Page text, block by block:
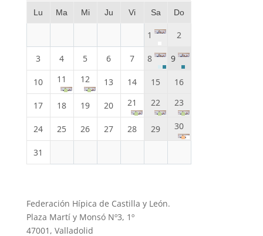
Lu Ma Mi Ju Vi Sa Do
1 2
3 4 5 6 7 8 9
10 11 12 13 14 15 16
17 18 19 20 21 22 23
24 25 26 27 28 29 30
31
Federación Hípica de Castilla y León.
Plaza Martí y Monsó Nº3, 1º
47001, Valladolid